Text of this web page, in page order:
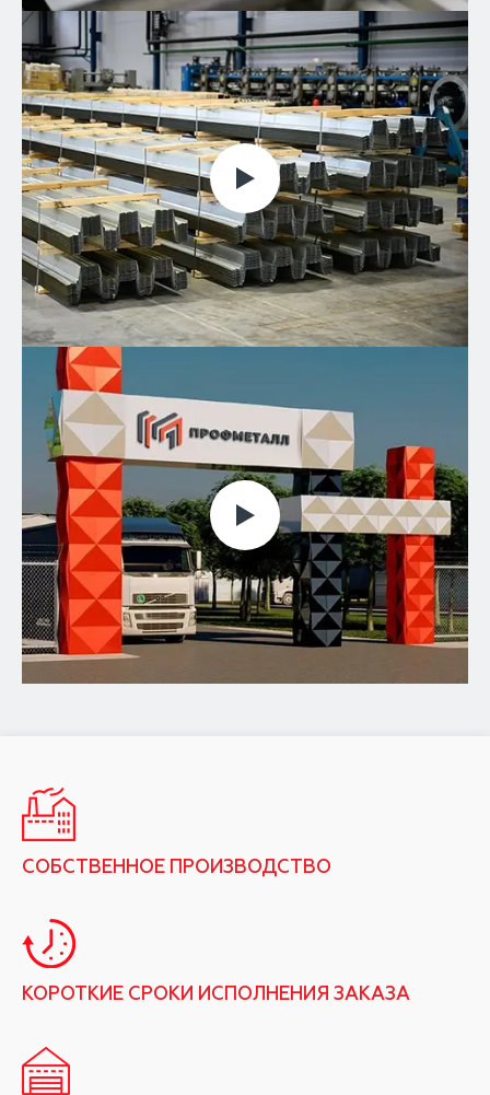
СОБСТВЕННОЕ ПРОИЗВОДСТВО
КОРОТКИЕ СРОКИ ИСПОЛНЕНИЯ ЗАКАЗА